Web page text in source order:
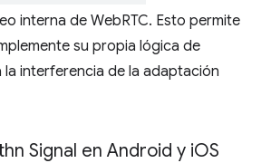
interna de WebRTC. Esto permite
su propia lógica de
interferencia de la adaptación
Signal en Android y iOS